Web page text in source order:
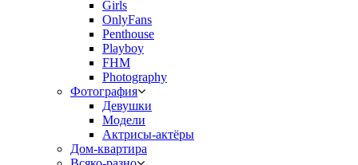
Girls
OnlyFans
Penthouse
Playboy
FHM
Photography
Фотография
Девушки
Модели
Актрисы-актёры
Дом-квартира